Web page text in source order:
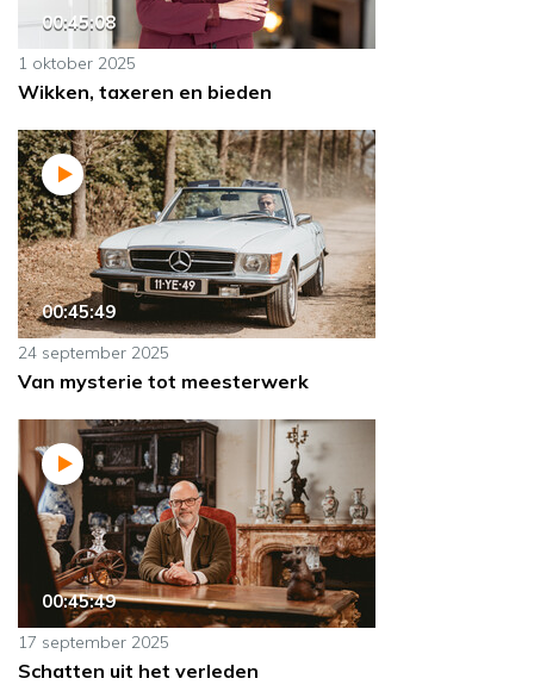
00:45:08
1 oktober 2025
Wikken, taxeren en bieden
00:45:49
24 september 2025
Van mysterie tot meesterwerk
00:45:49
17 september 2025
Schatten uit het verleden